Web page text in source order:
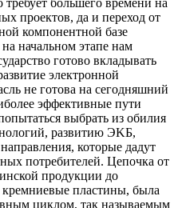
проектов, да и переход от
компонентной базе
начальном этапе нам
готово вкладывать
электронной
не готова на сегодняшний
эффективные пути
выбрать из обилия
развитию ЭKБ,
которые дадут
потребителей. Цепочка от
продукции до
кремниевые пластины, была
циклом, так называемым